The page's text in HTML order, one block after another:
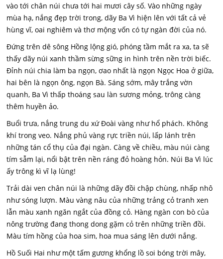
vào tới chân núi chưa tới hai mươi cây số. Vào những ngày
mùa hạ, nắng đẹp trời trong, dãy Ba Vì hiện lên với tất cả vẻ
hùng vĩ, oai nghiêm và thơ mộng vốn có tự ngàn đời của nó.
Đứng trên dê sông Hồng lộng gió, phóng tầm mắt ra xa, ta sẽ
thấy dãy núi xanh thầm sừng sững in hình trên nền trời biếc.
Đỉnh núi chia làm ba ngọn, ơao nhất là ngọn Ngọc Hoa ở giữa,
hai bên là ngọn ông, ngọn Bà. Sáng sớm, mây trắng vờn
quanh, Ba Vì thấp thoáng sau làn sương mỏng, trông càng
thêm huyền ảo.
Buổi trưa, nắng trung du xứ Đoài vàng như hổ phách. Không
khí trong veo. Nắng phủ vàng rực triền núi, lấp lánh trên
những tán cổ thụ của đại ngàn. Càng về chiều, màu núi càng
tím sẫm lại, nổi bật trên nền ráng đỏ hoàng hỏn. Núi Ba Vì lúc
ấy trông kì vĩ lạ lùng!
Trải dài ven chân núi là những dãy đồi chập chùng, nhấp nhô
như sóng lượn. Màu vàng nâu của những trảng cỏ tranh xen
lẫn màu xanh ngăn ngắt của đồng cỏ. Hàng ngàn con bò của
nông trường đang thong dong gặm cỏ trên những triền đồi.
Màu tím hồng của hoa sim, hoa mua sáng lên dưới nắng.
Hồ Suối Hai như một tấm gương khổng lồ soi bóng trời mây,